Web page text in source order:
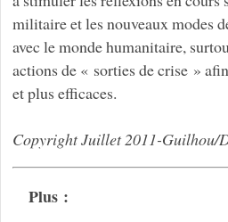
militaire et les nouveaux modes
avec le monde humanitaire,
actions de « sorties de crise »
et plus efficaces.
Copyright Juillet 2011-Guilhou/
Plus :